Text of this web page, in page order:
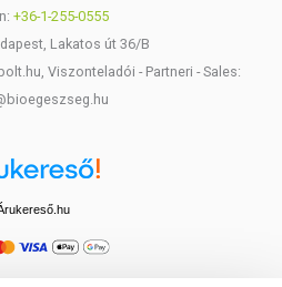
+36-1-255-0555
Lakatos út 36/B
Viszonteladói - Partneri - Sales: